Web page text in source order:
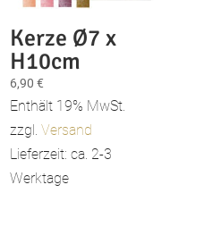
Kerze Ø7 x
H10cm
6,90€
Enthält 19% MwSt.
zzgl.Versand
Lieferzeit: ca. 2-3
Werktage